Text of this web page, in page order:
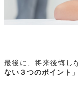
最後に、将来後悔し
ない３つのポイント